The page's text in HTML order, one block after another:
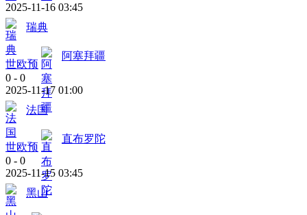
2025-11-16 03:45
瑞典
世欧预
阿塞拜疆
0 - 0
2025-11-17 01:00
法国
世欧预
直布罗陀
0 - 0
2025-11-15 03:45
黑山